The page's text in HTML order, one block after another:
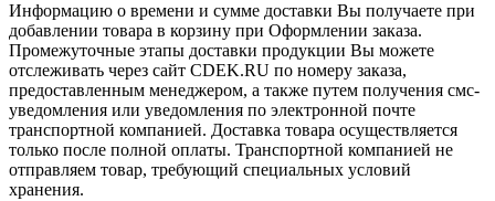
Информацию о времени и сумме доставки Вы получаете при
добавлении товара в корзину при Оформлении заказа.
Промежуточные этапы доставки продукции Вы можете
отслеживать через сайт CDEK.RU по номеру заказа,
предоставленным менеджером, а также путем получения смс-
уведомления или уведомления по электронной почте
транспортной компанией. Доставка товара осуществляется
только после полной оплаты. Транспортной компанией не
отправляем товар, требующий специальных условий
хранения.